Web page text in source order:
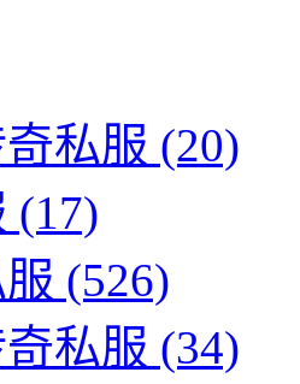
私服 (20)
(17)
(526)
私服 (34)